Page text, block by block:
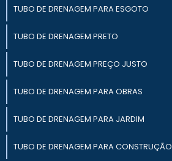
TUBO DE DRENAGEM PARA ESGOTO
TUBO DE DRENAGEM PRETO
TUBO DE DRENAGEM PREÇO JUSTO
TUBO DE DRENAGEM PARA OBRAS
TUBO DE DRENAGEM PARA JARDIM
TUBO DE DRENAGEM PARA CONSTRUÇÃO